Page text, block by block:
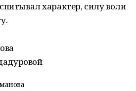
характер, силу воли